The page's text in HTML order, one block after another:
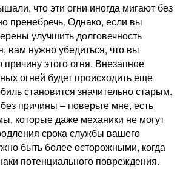
что эти огни иногда мигают без
пренебречь. Однако, если вы
улучшить долговечность
вам нужно убедиться, что вы
этого огня. Внезапное
огней будет происходить еще
становится значительно старым.
причины – поверьте мне, есть
которые даже механики не могут
срока службы вашего
быть более осторожными, когда
потенциального повреждения.